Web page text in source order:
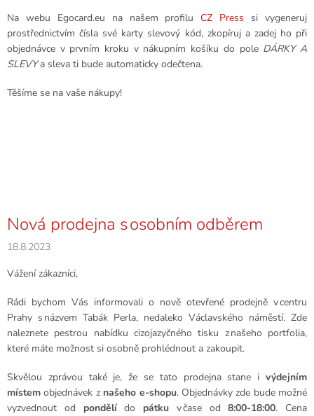
Na webu Egocard.eu na našem profiluCZ Press si vygeneruj
prostřednictvím čísla své karty slevový kód, zkopíruj a zadej ho při
objednávce v prvním kroku v nákupním košíku do pole DÁRKY A
SLEVY a sleva ti bude automaticky odečtena.
Těšíme se na vaše nákupy!
Nová prodejna s osobním odběrem
18.8.2023
Vážení zákazníci,
Rádi bychom Vás informovali o nově otevřené prodejně v centru
Prahy s názvem Tabák Perla, nedaleko Václavského náměstí. Zde
naleznete pestrou nabídku cizojazyčného tisku z našeho portfolia,
které máte možnost si osobně prohlédnout a zakoupit.
Skvělou zprávou také je, že se tato prodejna stane i výdejním
místem objednávek z našeho e-shopu. Objednávky zde bude možné
vyzvednout od pondělído pátku v čase od 8:00-18:00. Cena